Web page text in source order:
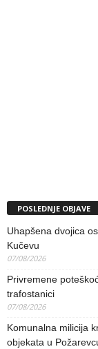
POSLEDNJE OBJAVE
Uhapšena dvojica
Kučevu
07/08/2026
Privremene
trafostanici
07/08/2026
Komunalna milicija
objekata u